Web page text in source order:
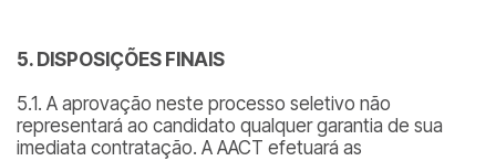
5. DISPOSIÇÕES FINAIS
5.1. A aprovação neste processo seletivo não
representará ao candidato qualquer garantia de sua
imediata contratação. A AACT efetuará as